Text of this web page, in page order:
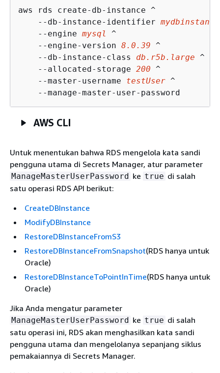
aws rds create-db-instance ^
    --db-instance-identifier
mydbinstance
    --engine
mysql
^
    --engine-version
8.0.39 ^
    --db-instance-class
db.r5b.large ^
    --allocated-storage
200 ^
    --master-username
testUser ^
    --manage-master-user-password
AWS CLI
Untuk menentukan bahwa RDS mengelola kata sandi
pengguna utama di Secrets Manager, atur parameter
ManageMasterUserPassword ke true di salah
satu operasi RDS API berikut:
CreateDBInstance
ModifyDBInstance
RestoreDBInstanceFromS3
RestoreDBInstanceFromSnapshot(RDS hanya untuk
Oracle)
RestoreDBInstanceToPointInTime(RDS hanya untuk
Oracle)
Jika Anda mengatur parameter
ManageMasterUserPassword ke true di salah
satu operasi ini, RDS akan menghasilkan kata sandi
pengguna utama dan mengelolanya sepanjang siklus
pemakaiannya di Secrets Manager.